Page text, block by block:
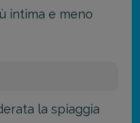
intima e meno
la spiaggia